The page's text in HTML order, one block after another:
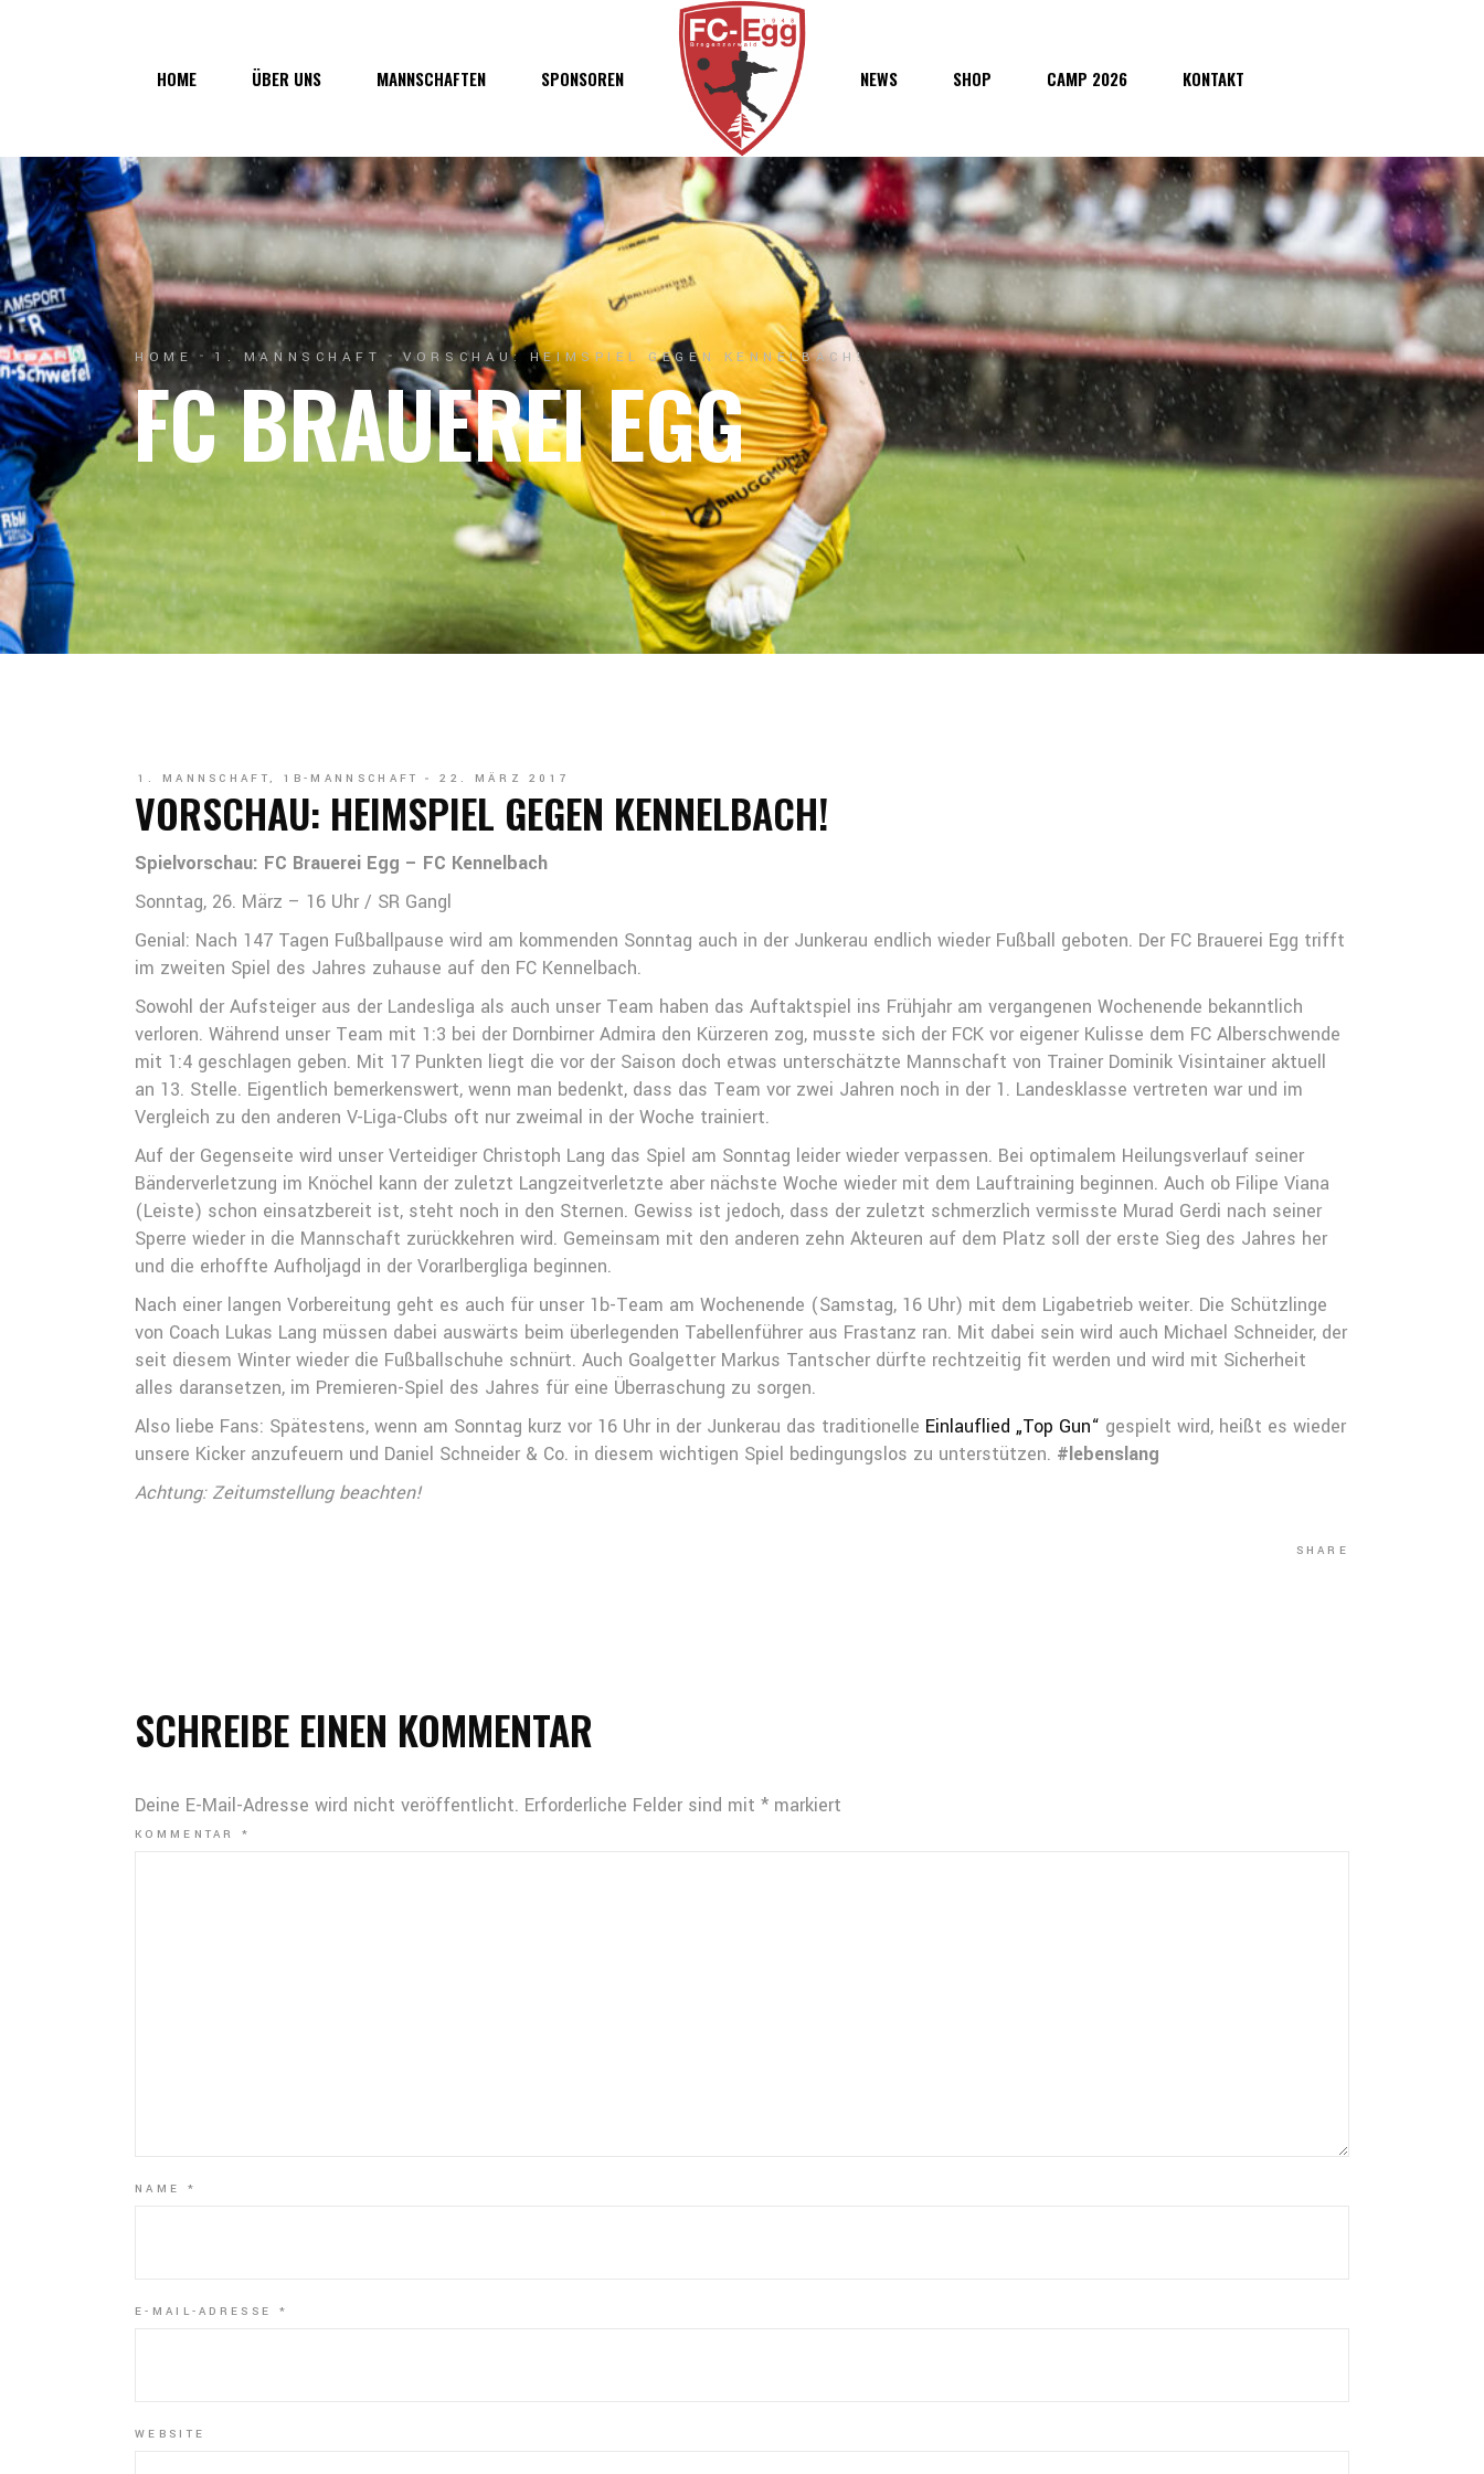
HOME ÜBER UNS
Über uns
Vorstand
Geschichte
Junkerau
MANNSCHAFTEN
1. Mannschaft
1b-Mannschaft
Nachwuchs
SPONSOREN NEWS SHOP CAMP 2026 KONTAKT
Junkerau
HOME 1. MANNSCHAFT VORSCHAU: HEIMSPIEL GEGEN KENNELBACH!
FC BRAUEREI EGG
1. MANNSCHAFT, 1B-MANNSCHAFT 22. MÄRZ 2017
VORSCHAU: HEIMSPIEL GEGEN KENNELBACH!
Spielvorschau: FC Brauerei Egg – FC Kennelbach
Sonntag, 26. März – 16 Uhr / SR Gangl
Genial: Nach 147 Tagen Fußballpause wird am kommenden Sonntag auch in der Junkerau endlich wieder Fußball geboten. Der FC Brauerei Egg trifft
im zweiten Spiel des Jahres zuhause auf den FC Kennelbach.
Sowohl der Aufsteiger aus der Landesliga als auch unser Team haben das Auftaktspiel ins Frühjahr am vergangenen Wochenende bekanntlich
verloren. Während unser Team mit 1:3 bei der Dornbirner Admira den Kürzeren zog, musste sich der FCK vor eigener Kulisse dem FC Alberschwende
mit 1:4 geschlagen geben. Mit 17 Punkten liegt die vor der Saison doch etwas unterschätzte Mannschaft von Trainer Dominik Visintainer aktuell
an 13. Stelle. Eigentlich bemerkenswert, wenn man bedenkt, dass das Team vor zwei Jahren noch in der 1. Landesklasse vertreten war und im
Vergleich zu den anderen V-Liga-Clubs oft nur zweimal in der Woche trainiert.
Auf der Gegenseite wird unser Verteidiger Christoph Lang das Spiel am Sonntag leider wieder verpassen. Bei optimalem Heilungsverlauf seiner
Bänderverletzung im Knöchel kann der zuletzt Langzeitverletzte aber nächste Woche wieder mit dem Lauftraining beginnen. Auch ob Filipe Viana
(Leiste) schon einsatzbereit ist, steht noch in den Sternen. Gewiss ist jedoch, dass der zuletzt schmerzlich vermisste Murad Gerdi nach seiner
Sperre wieder in die Mannschaft zurückkehren wird. Gemeinsam mit den anderen zehn Akteuren auf dem Platz soll der erste Sieg des Jahres her
und die erhoffte Aufholjagd in der Vorarlbergliga beginnen.
Nach einer langen Vorbereitung geht es auch für unser 1b-Team am Wochenende (Samstag, 16 Uhr) mit dem Ligabetrieb weiter. Die Schützlinge
von Coach Lukas Lang müssen dabei auswärts beim überlegenden Tabellenführer aus Frastanz ran. Mit dabei sein wird auch Michael Schneider, der
seit diesem Winter wieder die Fußballschuhe schnürt. Auch Goalgetter Markus Tantscher dürfte rechtzeitig fit werden und wird mit Sicherheit
alles daransetzen, im Premieren-Spiel des Jahres für eine Überraschung zu sorgen.
Also liebe Fans: Spätestens, wenn am Sonntag kurz vor 16 Uhr in der Junkerau das traditionelle Einlauflied „Top Gun“ gespielt wird, heißt es wieder
unsere Kicker anzufeuern und Daniel Schneider & Co. in diesem wichtigen Spiel bedingungslos zu unterstützen. #lebenslang
Achtung: Zeitumstellung beachten!
SHARE
SCHREIBE EINEN KOMMENTAR
Deine E-Mail-Adresse wird nicht veröffentlicht. Erforderliche Felder sind mit * markiert
KOMMENTAR*
NAME *
E-MAIL-ADRESSE *
WEBSITE